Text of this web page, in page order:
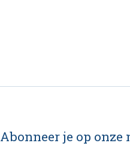
Abonneer je op